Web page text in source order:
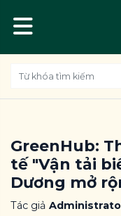
GreenHub:
tế "Vận tải
Dương mở
Tác giả